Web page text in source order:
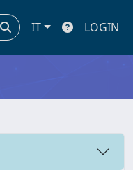
IT LOGIN